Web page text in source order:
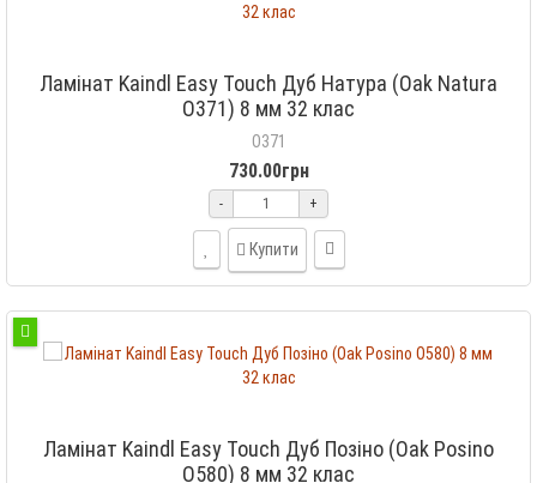
Ламінат Kaindl Easy Touch Дуб Натура (Oak Natura
O371) 8 мм 32 клас
O371
730.00грн
- +
Купити
Ламінат Kaindl Easy Touch Дуб Позіно (Oak Posino
O580) 8 мм 32 клас